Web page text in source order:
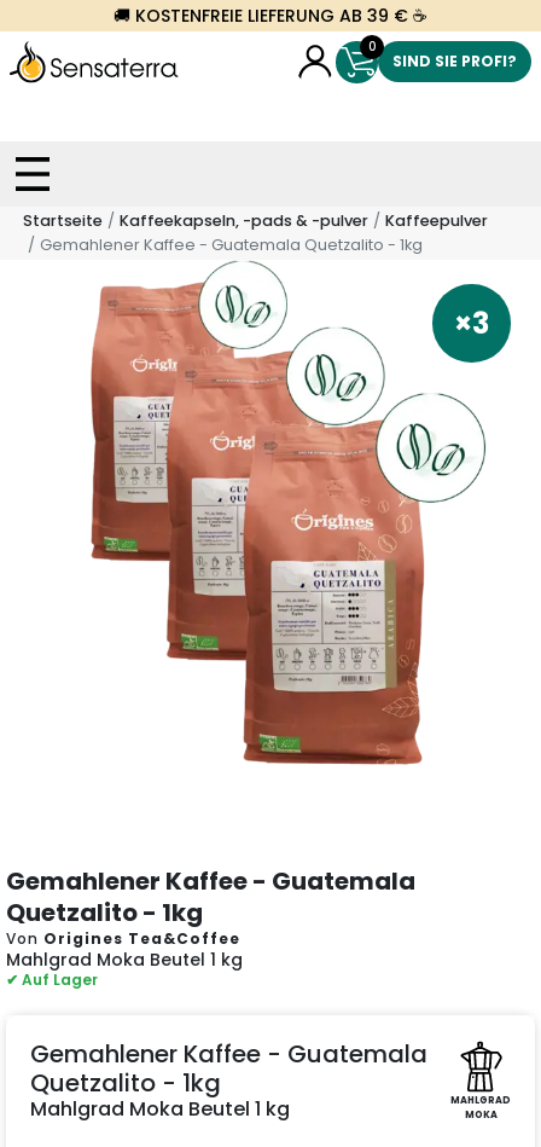
🚚 KOSTENFREIE LIEFERUNG AB 39 € ☕
0
SIND SIE PROFI?
Startseite Kaffeekapseln, -pads & -pulver
Kaffeepulver
Gemahlener Kaffee - Guatemala Quetzalito - 1kg
×3
Gemahlener Kaffee - Guatemala
Quetzalito - 1kg
Von Origines Tea&Coffee
Mahlgrad Moka Beutel 1 kg
✔ Auf Lager
MAHLGRAD
MOKA
Gemahlener Kaffee - Guatemala
Quetzalito - 1kg
Mahlgrad Moka Beutel 1 kg